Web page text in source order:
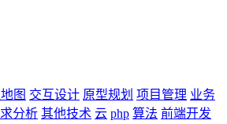
图 交互设计 原型规划 项目管理 业务
分析 其他技术 云 php 算法 前端开发